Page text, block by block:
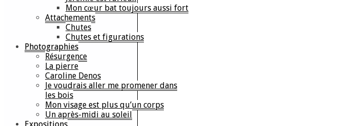
Mon cœur bat toujours aussi fort
Attachements
Chutes
Chutes et figurations
Photographies
Résurgence
La pierre
Caroline Denos
Je voudrais aller me promener dans
les bois
Mon visage est plus qu’un corps
Un après-midi au soleil